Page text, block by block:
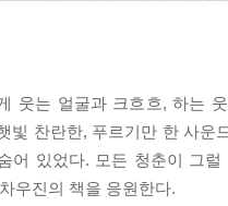
과, 지워버릴 수 없는 상실사
는 결국 오늘을 즐길 여유
은 느낌이 든다. 그의 글에
기억될 것이다.
히 앉히고서 이야기하도록 만
좌절이 매복하고 있겠지만,
청춘들에게 ‘어른 되기’에
양상은 역시 21세기적, 즉
들의 초상을 그려냈고, 그
웃는 얼굴과 크흐흐, 하는
빛 찬란한, 푸르기만 한 사
어 있었다. 모든 청춘이 그
우진의 책을 응원한다.